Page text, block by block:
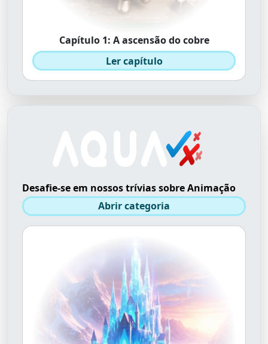
Capítulo 1: A ascensão do cobre
Ler capítulo
Desafie-se em nossos trívias sobre Animação
Abrir categoria